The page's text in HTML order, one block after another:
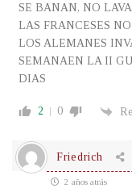
SE BANAN, NO
LAS FRANCESES
LOS ALEMANES
SEMANAEN LA II
DIAS
2 0
Friedrich
2 años atrás